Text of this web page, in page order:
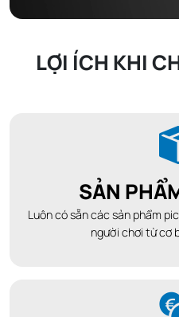
LỢI ÍCH KHI
SẢN
Luôn có sẵn các sản phẩm
người chơi từ cơ